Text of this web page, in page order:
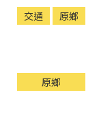
交通 原鄉
原鄉